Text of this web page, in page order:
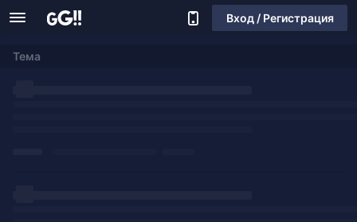
Вход / Регистрация
Тема